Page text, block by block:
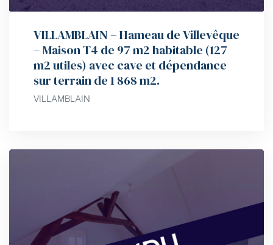
VILLAMBLAIN – Hameau de Villevêque
– Maison T4 de 97 m2 habitable (127
m2 utiles) avec cave et dépendance
sur terrain de 1 868 m2.
VILLAMBLAIN